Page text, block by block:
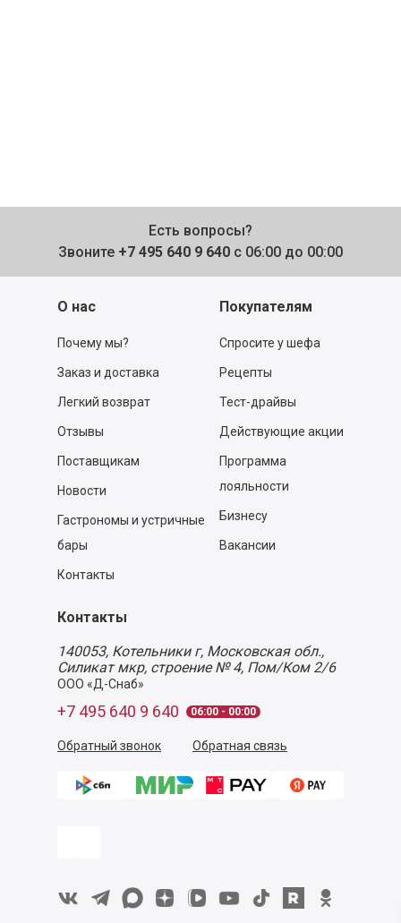
Есть вопросы?
Звоните +7 495 640 9 640 с 06:00 до 00:00
О нас
Почему мы?
Заказ и доставка
Легкий возврат
Отзывы
Поставщикам
Новости
Гастрономы и устричные
бары
Контакты
Покупателям
Спросите у шефа
Рецепты
Тест-драйвы
Действующие акции
Программа
лояльности
Бизнесу
Вакансии
Контакты
140053, Котельники г, Московская обл.,
Силикат мкр, строение № 4, Пом/Ком 2/6
ООО «Д-Снаб»
+7 495 640 9 640 06:00 - 00:00
Обратный звонок Обратная связь